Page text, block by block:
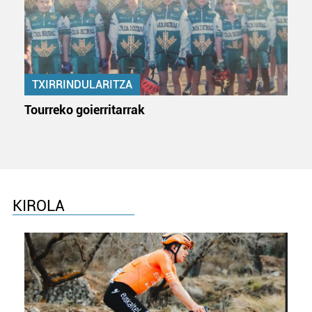
TXIRRINDULARITZA
Tourreko goierritarrak
KIROLA